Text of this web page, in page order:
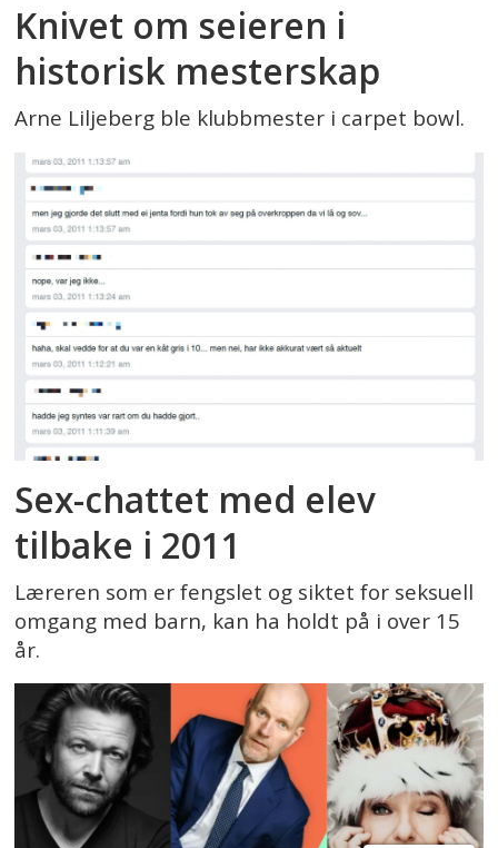
Knivet om seieren i
historisk mesterskap
Arne Liljeberg ble klubbmester i carpet bowl.
Sex-chattet med elev
tilbake i 2011
Læreren som er fengslet og siktet for seksuell
omgang med barn, kan ha holdt på i over 15
år.